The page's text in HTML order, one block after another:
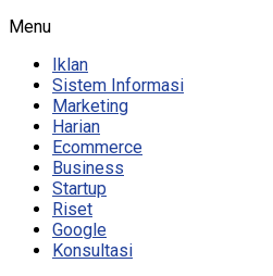
Menu
Iklan
Sistem Informasi
Marketing
Harian
Ecommerce
Business
Startup
Riset
Google
Konsultasi